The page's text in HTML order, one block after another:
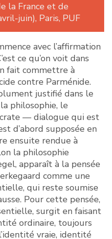
la France et de
juin), Paris, PUF
avec l’affirmation
ce qu’on voit dans
fait commettre à
contre Parménide.
justifié dans le
philosophie, le
— dialogue qui est
d’abord supposée en
ensuite rendue à
la philosophie
apparaît à la pensée
comme une
qui reste soumise
Pour cette pensée,
surgit en faisant
ordinaire, toujours
vraie, identité